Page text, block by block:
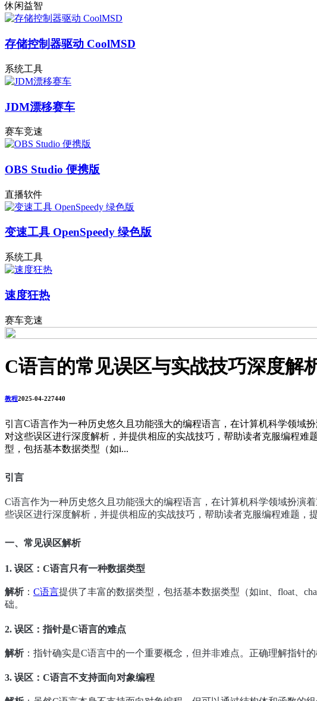
休闲益智
存储控制器驱动 CoolMSD
系统工具
JDM漂移赛车
赛车竞速
OBS Studio 便携版
直播软件
变速工具 OpenSpeedy 绿色版
系统工具
速度狂热
赛车竞速
C语言的常见误区与实战技巧深度解
教程2025-04-227440
引言C语言作为一种历史悠久且功能强大的编程语言，在计算机科学领域
对这些误区进行深度解析，并提供相应的实战技巧，帮助读者克服编程
型，包括基本数据类型（如i...
引言
C语言作为一种历史悠久且功能强大的编程语言，在计算机科学领域扮演
些误区进行深度解析，并提供相应的实战技巧，帮助读者克服编程难题，
一、常见误区解析
1. 误区：C语言只有一种数据类型
解析： C语言提供了丰富的数据类型，包括基本数据类型（如int、float、
础。
2. 误区：指针是C语言的难点
解析：指针确实是C语言中的一个重要概念，但并非难点。正确理解指针
3. 误区：C语言不支持面向对象编程